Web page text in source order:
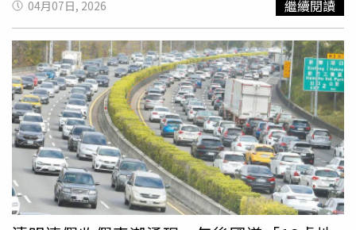
日召開董事會，台新證券由陳俊宏出任董事長、郭嘉宏出任
副董事長、陳立國出任總經理。陳俊宏為現任券商公會理事
長，耕耘證券市場逾20年，對於證券業務、市場文化相當嫻
熟，郭嘉宏則為投行專才，將持續協助台新證精進在資本市
場的佈局與創新。此外，台新期貨則由黃正雄擔任董事長、
林伯修擔任總經理，新經營團隊將展現「強強聯手」的氣
勢，將加速資源整合，確保合併後的營運發揮最大經營綜
效。台新證券董事長陳俊宏表示，隨台股交易熱絡與投資工
具多元化，台新證券與元富證券的「雙證雙期」同步整併，
將顯著提升整體營運規模與市場影響力。台新證券與台新期
貨亦將結合金控資源的協同效應，建構涵蓋證券交易與期貨
避險的「一站式金融服務平台」。
04月07日, 2026 繼續閱讀